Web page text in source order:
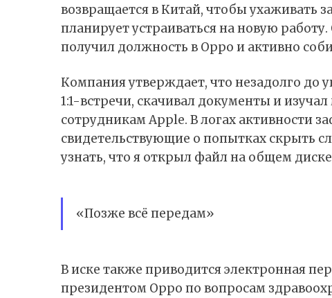
возвращается в Китай, чтобы ухаживать
планирует устраиваться на новую
получил должность в Oppo и активно
Компания утверждает, что незадолго
1:1-встречи, скачивал документы и
сотрудникам Apple. В логах активности
свидетельствующие о попытках скрыть
узнать, что я открыл файл на общем
«Позже всё передам»
В иске также приводится электронная
президентом Oppo по вопросам